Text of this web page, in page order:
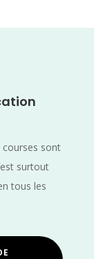
courses sont
surtout
tous les